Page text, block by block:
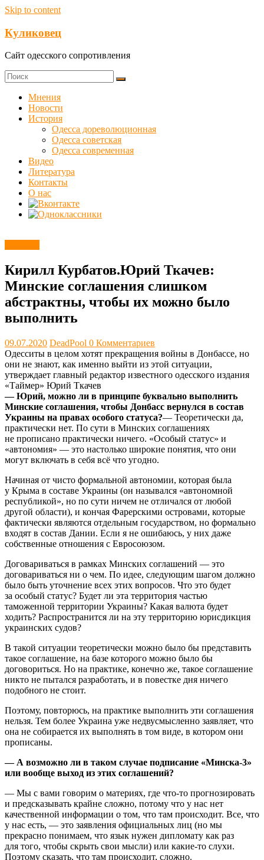
Skip to content
Куликовец
Сайт одесского сопротивления
Мнения
Новости
История
Одесса дореволюционная
Одесса советская
Одесса современная
Видео
Литература
Контакты
О нас
Кирилл Курбатов.Юрий Ткачев:
Минские соглашения слишком
абстрактны, чтобы их можно было
выполнить
09.07.2020 DeadPool 0 Комментариев
Одесситы в целом хотят прекращения войны в Донбассе, но
они не знают, как именно выйти из этой ситуации,
утверждает главный редактор известного одесского издания
«Таймер» Юрий Ткачев
— Юрий, можно ли в принципе буквально выполнить
Минские соглашения, чтобы Донбасс вернулся в состав
Украины на правах особого статуса?— Теоретически да,
практически нет. По сути в Минских соглашениях
не прописано практически ничего. «Особый статус» и
«автономия» — это настолько широкие понятия, что они
могут включать в себя всё что угодно.
Начиная от чисто формальной автономии, которая была
у Крыма в составе Украины (он назывался «автономной
республикой», но по сути ничем не отличался от любой
другой области), и кончая Фарерскими островами, которые
фактически являются отдельным государством, но формально
входят в состав Дании. Если я не ошибаюсь, у них даже
собственные отношения с Евросоюзом.
Договариваться в рамках Минских соглашений — это
договариваться ни о чем. По идее, следующим шагом должно
было быть уточнение всех этих вопросов. Что это будет
за особый статус? Будет ли эта территория частью
таможенной территории Украины? Какая валюта будет
ходить? Распространится ли на эту территорию юрисдикция
украинских судов?
В такой ситуации теоретически можно было бы представить
такое соглашение, на базе которого можно было бы
договориться. Но на практике, конечно же, такое соглашение
никто не пытался разработать, и в повестке дня ничего
подобного не стоит.
Поэтому, повторюсь, на практике выполнить эти соглашения
нельзя. Тем более Украина уже недвусмысленно заявляет, что
она не собирается их выполнять в том виде, в котором они
прописаны.
— А возможно ли в таком случае подписание «Минска-3»
или вообще выход из этих соглашений?
— Мы с вами говорим о материях, где что-то прогнозировать
и предсказывать крайне сложно, потому что у нас нет
качественной информации о том, что там происходит. Все, что
у нас есть, — это заявления официальных лиц (но мы
прекрасно понимаем, что язык нужен дипломату как раз
для того, чтобы скрыть свои мысли) или какие-то слухи.
Поэтому сказать, что там происходит, сложно.